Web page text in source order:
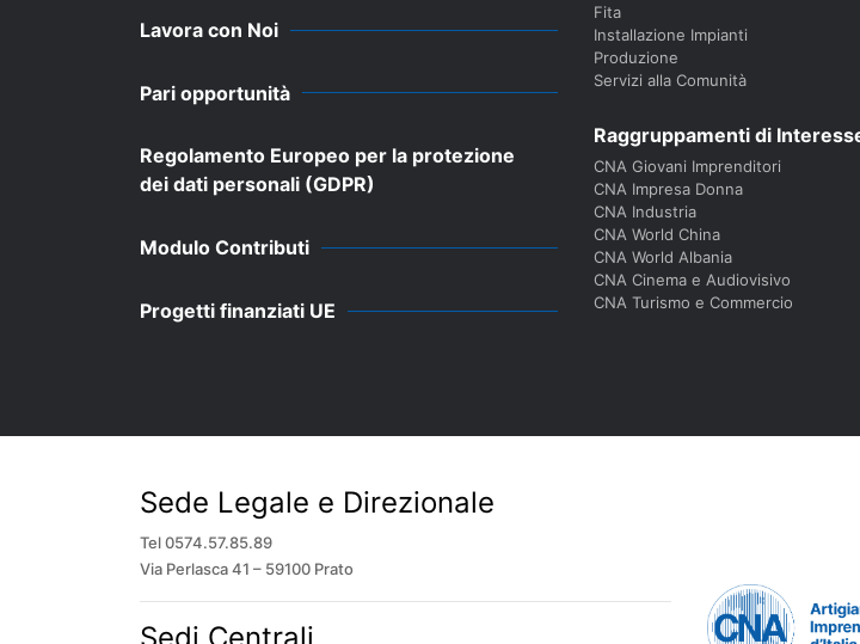
Lavora con Noi
Pari opportunità
Regolamento Europeo per la protezione
dei dati personali (GDPR)
Modulo Contributi
Progetti finanziati UE
Fita
Installazione Impianti
Produzione
Servizi alla Comunità
Raggruppamenti di
CNA Giovani Imprenditori
CNA Impresa Donna
CNA Industria
CNA World China
CNA World Albania
CNA Cinema e Audiovisivo
CNA Turismo e Commercio
Sede Legale e Direzionale
Tel 0574.57.85.89
Via Perlasca 41 – 59100 Prato